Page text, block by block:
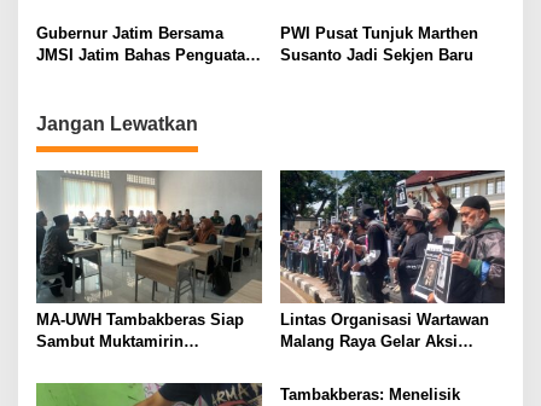
t
o
n
Gubernur Jatim Bersama
JMSI Jatim Bahas Penguatan
PWI Pusat Tunjuk Marthen
Susanto Jadi Sekjen Baru
Jangan Lewatkan
MA-UWH Tambakberas Siap
Sambut Muktamirin
Lintas Organisasi Wartawan
Malang Raya Gelar Aksi
Ireng”
Tambakberas: Menelisik